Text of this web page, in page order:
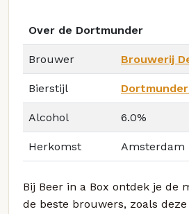
Over de Dortmunder
Brouwer Brouwerij
Bierstijl
Alcohol 6.0%
Herkomst Amsterdam
Bij Beer in a Box ontdek je de
de beste brouwers, zoals